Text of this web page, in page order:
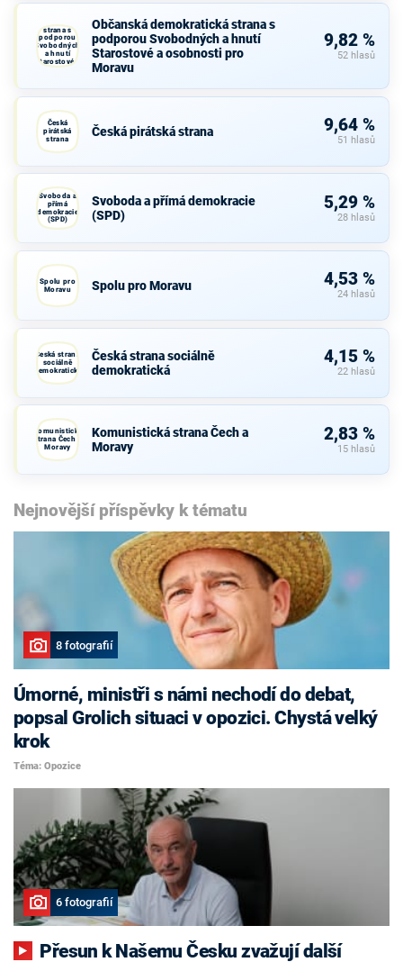
strana s
podporou
Svobodných
a hnutí
Starostové a
osobnosti
Občanská demokratická strana s
podporou Svobodných a hnutí
Starostové a osobnosti pro
Moravu
9,82 %
52 hlasů
Česká
pirátská
strana
Česká pirátská strana 9,64 %
51 hlasů
Svoboda a
přímá
demokracie
(SPD)
Svoboda a přímá demokracie
(SPD)
5,29 %
28 hlasů
Spolu pro
Moravu
Spolu pro Moravu 4,53 %
24 hlasů
Česká strana
sociálně
demokratická
Česká strana sociálně
demokratická
4,15 %
22 hlasů
Komunistická
strana Čech a
Moravy
Komunistická strana Čech a
Moravy
2,83 %
15 hlasů
Nejnovější příspěvky k tématu
8 fotografií
Úmorné, ministři s námi nechodí do debat,
popsal Grolich situaci v opozici. Chystá velký
krok
Téma: Opozice
6 fotografií